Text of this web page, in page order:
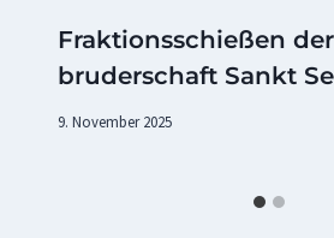
Fraktionsschießen
bruderschaft Sankt
9. November 2025